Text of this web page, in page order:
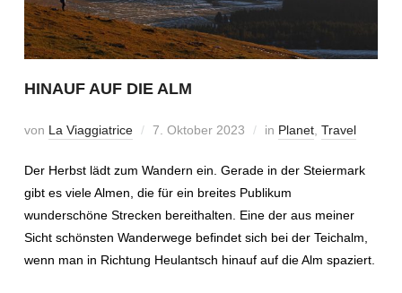
HINAUF AUF DIE ALM
von La Viaggiatrice 7. Oktober 2023 in Planet, Travel
Der Herbst lädt zum Wandern ein. Gerade in der Steiermark
gibt es viele Almen, die für ein breites Publikum
wunderschöne Strecken bereithalten. Eine der aus meiner
Sicht schönsten Wanderwege befindet sich bei der Teichalm,
wenn man in Richtung Heulantsch hinauf auf die Alm spaziert.